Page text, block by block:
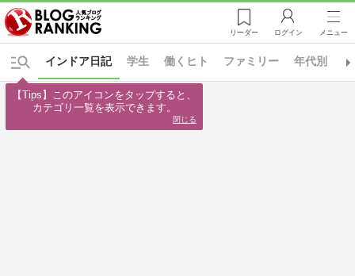
リーダー ログイン メニュー
学生 働くヒト ファミリー 年代別
インドア日記
【Tips】このアイコンをタップすると、
カテゴリ一覧を表示できます。
閉じる